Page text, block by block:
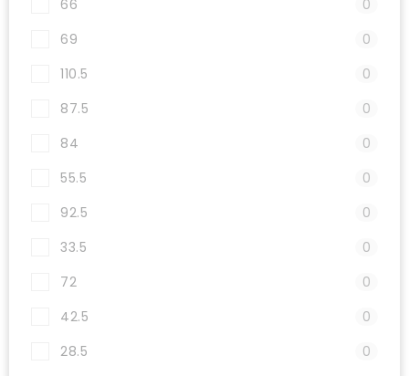
66
0
69
0
110.5
0
87.5
0
84
0
55.5
0
92.5
0
33.5
0
72
0
42.5
0
28.5
0